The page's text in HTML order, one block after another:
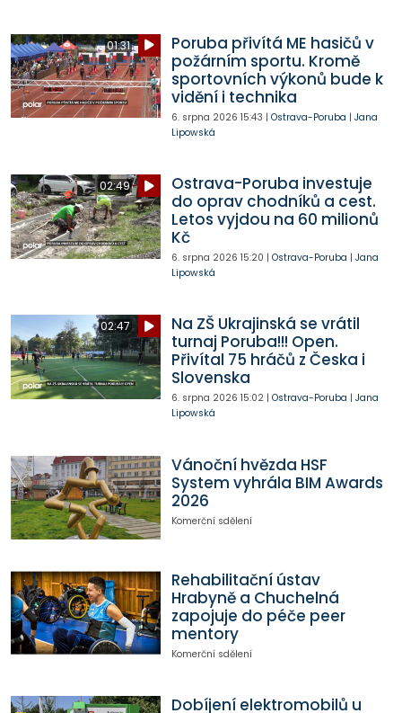
01:31
Poruba přivítá ME hasičů v
požárním sportu. Kromě
sportovních výkonů bude k
vidění i technika
6. srpna 2026 15:43 | Ostrava-Poruba | Jana
Lipowská
02:49
Ostrava-Poruba investuje
do oprav chodníků a cest.
Letos vyjdou na 60 milionů
Kč
6. srpna 2026 15:20 | Ostrava-Poruba | Jana
Lipowská
02:47
Na ZŠ Ukrajinská se vrátil
turnaj Poruba!!! Open.
Přivítal 75 hráčů z Česka i
Slovenska
6. srpna 2026 15:02| Ostrava-Poruba | Jana
Lipowská
Vánoční hvězda HSF
System vyhrála BIM Awards
2026
Komerční sdělení
Rehabilitační ústav
Hrabyně a Chuchelná
zapojuje do péče peer
mentory
Komerční sdělení
Dobíjení elektromobilů u